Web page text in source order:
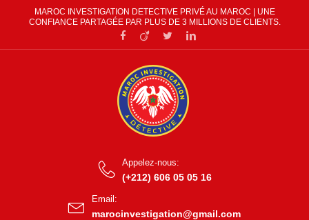
MAROC INVESTIGATION DETECTIVE PRIVÉ AU MAROC | UNE
CONFIANCE PARTAGÉE PAR PLUS DE 3 MILLIONS DE CLIENTS.
Appelez-nous:
(+212) 606 05 05 16
Email:
marocinvestigation@gmail.com